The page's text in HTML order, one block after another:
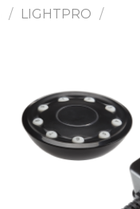
/ LIGHTPRO /